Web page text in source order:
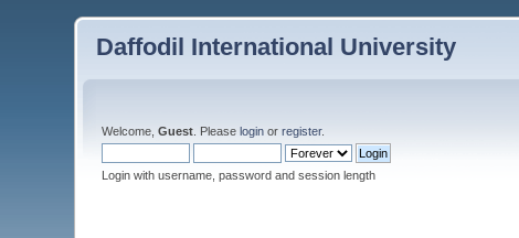
Daffodil International University
Welcome,Guest . Pleaselogin orregister.
Login with username, password and session length